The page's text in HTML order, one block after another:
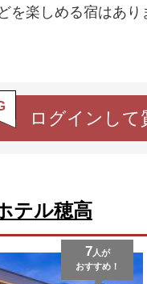
を楽しめる宿はあり
ログインして
テル穂高
7 人が
おすすめ！